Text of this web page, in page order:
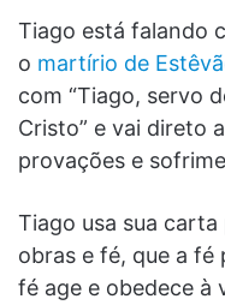
Tiago está falando
o martírio de
com “Tiago, servo
Cristo” e vai direto
provações e
Tiago usa sua
obras e fé, que a fé
fé age e obedece à